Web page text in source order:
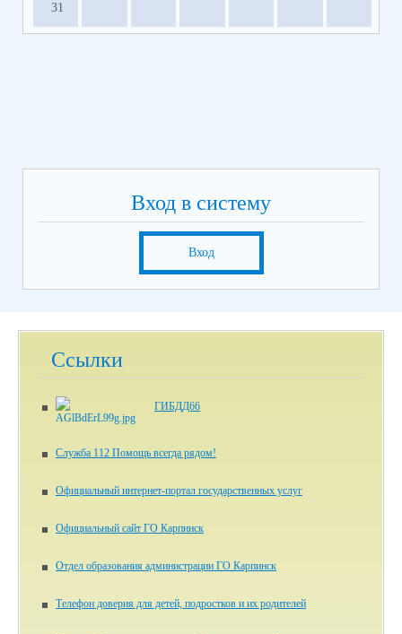
31
Вход в систему
Вход
Ссылки
ГИБДД66
Служба 112 Помощь всегда рядом!
Официальный интернет-портал государственных услуг
Официальный сайт ГО Карпинск
Отдел образования администрации ГО Карпинск
Телефон доверия для детей, подростков и их родителей